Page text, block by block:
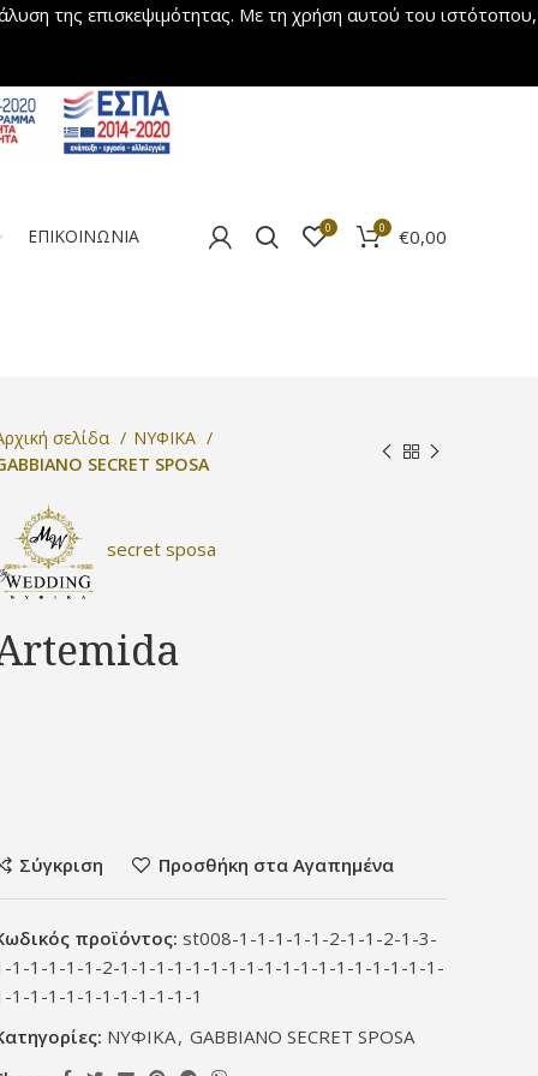
της επισκεψιμότητας. Με τη χρήση αυτού του ιστότοπου,
ΕΠΙΚΟΙΝΩΝΙΑ 0 0 €0,00
σελίδα
ΝΥΦΙΚΑ
SECRET SPOSA
secret sposa
Σύγκριση Προσθήκη στα Αγαπημένα
προϊόντος: st008-1-1-1-1-1-2-1-1-2-1-3-
1-1-1-1-1-2-1-1-1-1-1-1-1-1-1-1-1-1-1-1-1-1-1-1-
1-1-1-1-1-1-1-1-1-1-1
ΝΥΦΙΚΑ, GABBIANO SECRET SPOSA